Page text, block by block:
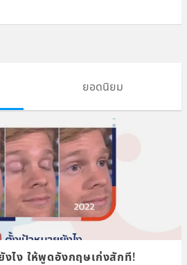
ยอดนิยม
งไง ให้พูดอังกฤษเก่งสักที!